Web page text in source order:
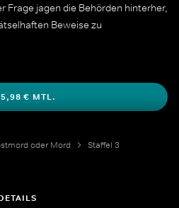
Frage jagen die Behörden hinterher,
Beweise zu
€ MTL.
oder Mord
Staffel 3